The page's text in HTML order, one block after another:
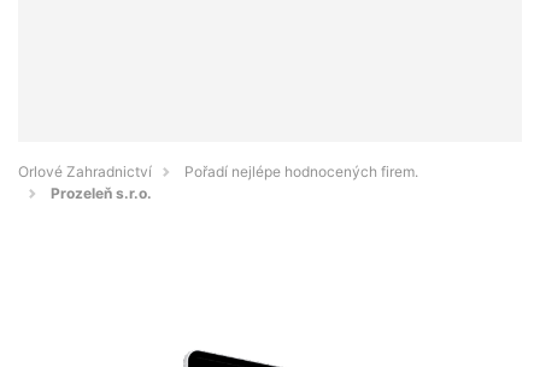
Orlové Zahradnictví
Pořadí nejlépe hodnocených firem.
Prozeleň s.r.o.